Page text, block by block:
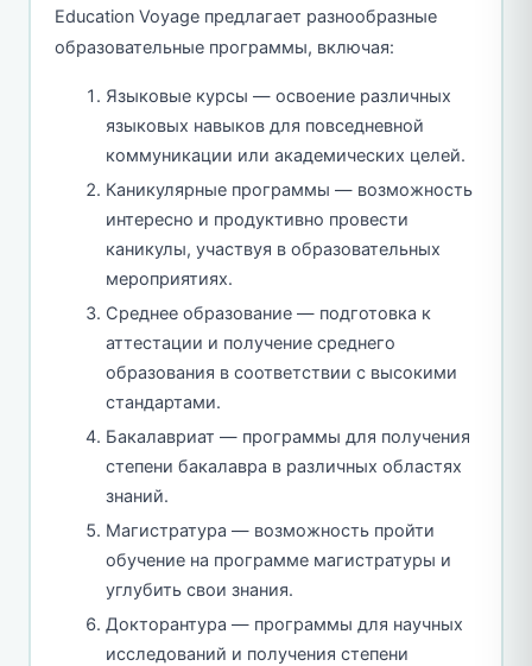
Education Voyage предлагает разнообразные
образовательные программы, включая:
Языковые курсы — освоение различных
языковых навыков для повседневной
коммуникации или академических целей.
Каникулярные программы — возможность
интересно и продуктивно провести
каникулы, участвуя в образовательных
мероприятиях.
Среднее образование — подготовка к
аттестации и получение среднего
образования в соответствии с высокими
стандартами.
Бакалавриат — программы для получения
степени бакалавра в различных областях
знаний.
Магистратура — возможность пройти
обучение на программе магистратуры и
углубить свои знания.
Докторантура — программы для научных
исследований и получения степени